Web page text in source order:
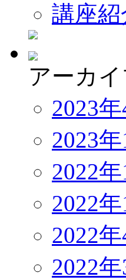
講座紹
アーカ
2023
2023
2022
2022
2022
2022